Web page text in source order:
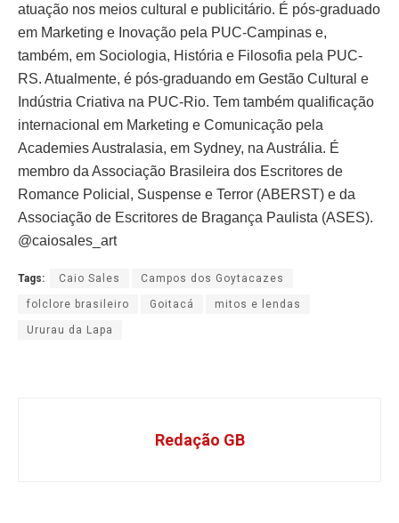
atuação nos meios cultural e publicitário. É pós-graduado
em Marketing e Inovação pela PUC-Campinas e,
também, em Sociologia, História e Filosofia pela PUC-
RS. Atualmente, é pós-graduando em Gestão Cultural e
Indústria Criativa na PUC-Rio. Tem também qualificação
internacional em Marketing e Comunicação pela
Academies Australasia, em Sydney, na Austrália. É
membro da Associação Brasileira dos Escritores de
Romance Policial, Suspense e Terror (ABERST) e da
Associação de Escritores de Bragança Paulista (ASES).
@caiosales_art
Tags: Caio Sales Campos dos Goytacazes
folclore brasileiro Goitacá mitos e lendas
Ururau da Lapa
Redação GB